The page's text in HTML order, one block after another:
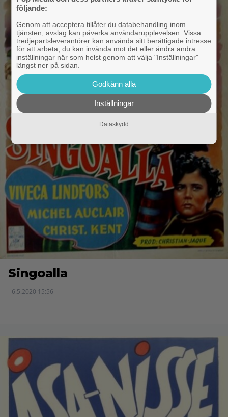
Singoalla
- 6.5.2020 15:56
följande:
Genom att acceptera tillåter du databehandling inom
tjänsten, avslag kan påverka användarupplevelsen. Vissa
tredjepartsleverantörer kan använda sitt berättigade intresse
för att arbeta, du kan invända mot det eller ändra andra
inställningar när som helst genom att välja "Inställningar"
längst ner på sidan.
Godkänn alla
Inställningar
Dataskydd